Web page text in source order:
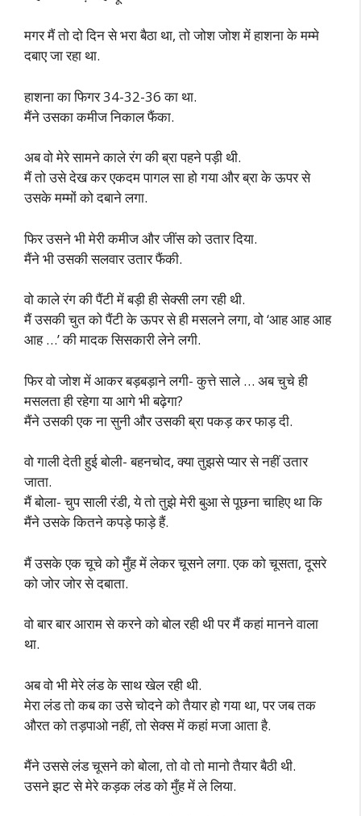
मगर मैं तो दो दिन से भरा बैठा था, तो जोश जोश में हाशना के मम्मे
दबाए जा रहा था.
हाशना का फिगर 34-32-36 का था.
मैंने उसका कमीज निकाल फैंका.
अब वो मेरे सामने काले रंग की ब्रा पहने पड़ी थी.
मैं तो उसे देख कर एकदम पागल सा हो गया और ब्रा के ऊपर से
उसके मम्मों को दबाने लगा.
फिर उसने भी मेरी कमीज और जींस को उतार दिया.
मैंने भी उसकी सलवार उतार फैंकी.
वो काले रंग की पैंटी में बड़ी ही सेक्सी लग रही थी.
मैं उसकी चुत को पैंटी के ऊपर से ही मसलने लगा, वो ‘आह आह आह
आह …’ की मादक सिसकारी लेने लगी.
फिर वो जोश में आकर बड़बड़ाने लगी- कुत्ते साले … अब चुचे ही
मसलता ही रहेगा या आगे भी बढ़ेगा?
मैंने उसकी एक ना सुनी और उसकी ब्रा पकड़ कर फाड़ दी.
वो गाली देती हुई बोली- बहनचोद, क्या तुझसे प्यार से नहीं उतार
जाता.
मैं बोला- चुप साली रंडी, ये तो तुझे मेरी बुआ से पूछना चाहिए था कि
मैंने उसके कितने कपड़े फाड़े हैं.
मैं उसके एक चूचे को मुँह में लेकर चूसने लगा. एक को चूसता, दूसरे
को जोर जोर से दबाता.
वो बार बार आराम से करने को बोल रही थी पर मैं कहां मानने वाला
था.
अब वो भी मेरे लंड के साथ खेल रही थी.
मेरा लंड तो कब का उसे चोदने को तैयार हो गया था, पर जब तक
औरत को तड़पाओ नहीं, तो सेक्स में कहां मजा आता है.
मैंने उससे लंड चूसने को बोला, तो वो तो मानो तैयार बैठी थी.
उसने झट से मेरे कड़क लंड को मुँह में ले लिया.